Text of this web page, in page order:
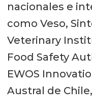
nacionales e
como Veso,
Veterinary
Food Safety
EWOS
Austral de